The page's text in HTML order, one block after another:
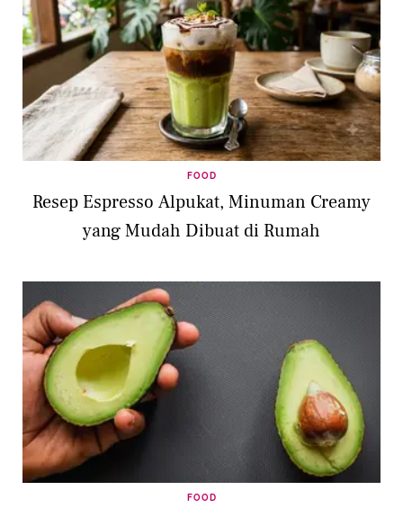
FOOD
Resep Espresso Alpukat, Minuman Creamy
yang Mudah Dibuat di Rumah
FOOD